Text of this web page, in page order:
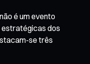
é um evento
estratégicas dos
se três